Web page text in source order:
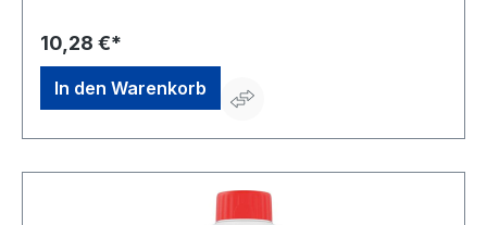
Hautreizungen;H319: Verursacht schwere
Augenreizung;H412: Schädlich für Wasserorganismen,
mit langfristiger Wirkung EUH206: Achtung! Nicht
zusammen mit anderen Produkten verwenden, da
gefährliche Gase (Chlor) freigesetzt werden können.
Biozidprodukte vorsichtig verwenden. Vor Gebrauch
79451Hersteller: Mellerud Chemie GmbH, Bernhard-
Röttgen-Waldweg 20, 41379 Brueggen, DE,
+492163950900, service@mellerud.de
10,28 €*
In den Warenkorb